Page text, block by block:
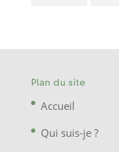
Plan du site
Accueil
Qui suis-je ?